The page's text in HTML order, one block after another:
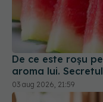
De ce este roșu
aroma lui.
03 aug 2026, 21:59